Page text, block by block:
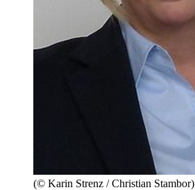
(© Karin Strenz / Christian Stambor)